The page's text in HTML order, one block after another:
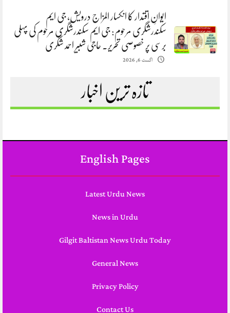
ایوانِ اقتدار کا انکسار المزاج درویش، جی ایم
سکندرشگری مرحوم: جی ایم سکندرشگری مرحوم کی پہلی
برسی پر خصوصی تحریر. حاجی شبیر احمد شگری
اگست 6, 2026
تازہ ترین اخبار
English Pages
Latest Urdu News
News in Urdu
Gilgit Baltistan News Urdu Today
General News
Privacy Policy
Contact Us